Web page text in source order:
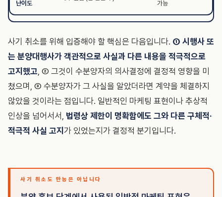
난이도
가능
사기 취소를 위해 입증해야 할 핵심은 다음입니다. ① 시행사 또
는 분양대행사가 객관적으로 사실과 다른 내용을 적극적으로
고지했고, ② 그것이 수분양자의 의사결정에 결정적 영향을 미
쳤으며, ③ 수분양자가 그 사실을 알았더라면 계약을 체결하지
않았을 것이라는 점입니다. 일반적인 마케팅 표현이나 추상적
인상을 넘어서서, 법령상 제한이 명확함에도 그와 다른 구체적·
적극적 사실 고지 가 있었는지가 결정적 분기입니다.
사기 취소도 만능은 아닙니다